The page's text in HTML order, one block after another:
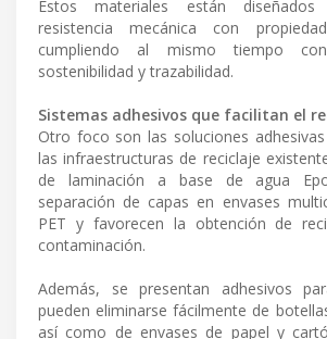
Estos materiales están
resistencia mecánica con
cumpliendo al mismo tiempo
sostenibilidad y trazabilidad.
Sistemas adhesivos que facilitan el
Otro foco son las soluciones
las infraestructuras de reciclaje
de laminación a base de agua
separación de capas en envases
PET y favorecen la obtención de
contaminación.
Además, se presentan adhesivos
pueden eliminarse fácilmente de
así como de envases de papel y